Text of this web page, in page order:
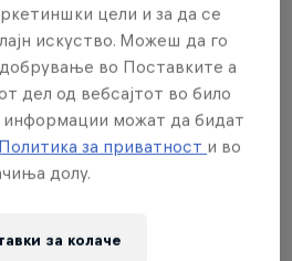
цели и за да се
искуство. Можеш да го
во Поставките а
дел од вебсајтот во било
информации можат да бидат
Политика за приватност и во
долу.
за колачe